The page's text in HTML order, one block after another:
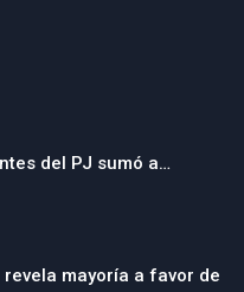
del PJ sumó a…
mayoría a favor de